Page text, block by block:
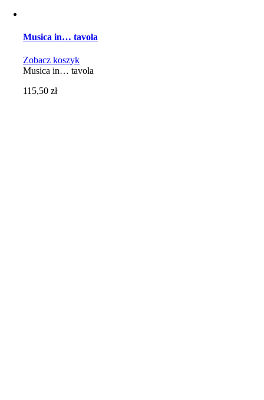
Musica in… tavola
Zobacz koszyk
Musica in… tavola
115,50zł